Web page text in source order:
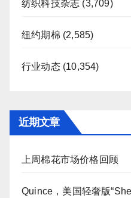
纺织科技杂志 (3,709)
纽约期棉 (2,585)
行业动态(10,354)
近期文章
上周棉花市场价格回顾
Quince，美国轻奢版